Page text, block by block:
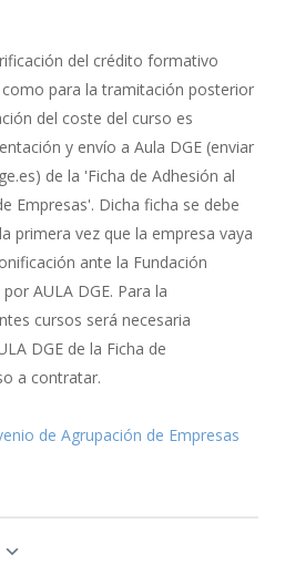
del crédito formativo
para la tramitación posterior
del coste del curso es
y envío a Aula DGE (enviar
de la 'Ficha de Adhesión al
Empresas'. Dicha ficha se debe
primera vez que la empresa vaya
ante la Fundación
AULA DGE. Para la
cursos será necesaria
DGE de la Ficha de
a contratar.
de Agrupación de Empresas